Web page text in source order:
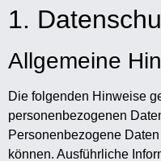
1.
Allgemeine
Die folgenden Hinweise
personenbezogenen
Personenbezogene
können. Ausführliche